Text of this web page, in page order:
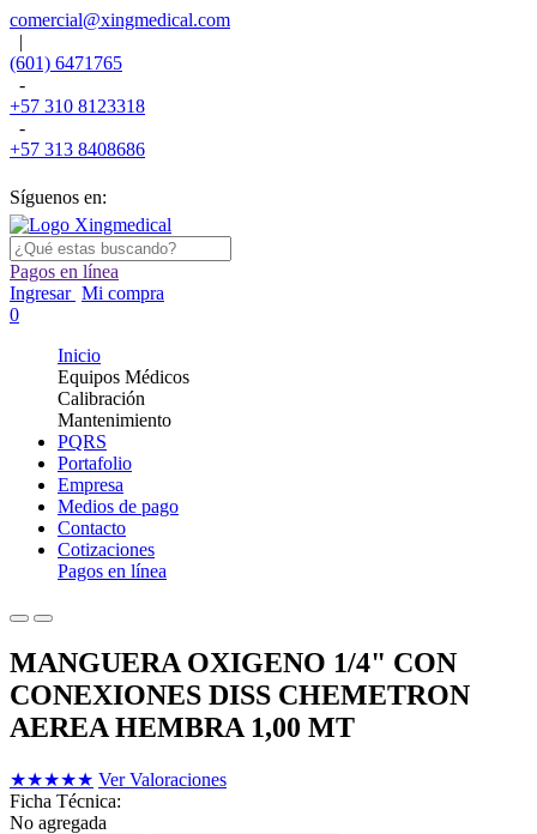
comercial@xingmedical.com
|
(601) 6471765
-
+57 310 8123318
-
+57 313 8408686
Síguenos en:
Pagos en línea
Ingresar Mi compra
0
Inicio
Equipos Médicos
Calibración
Mantenimiento
PQRS
Portafolio
Empresa
Medios de pago
Contacto
Cotizaciones
Pagos en línea
MANGUERA OXIGENO 1/4" CON
CONEXIONES DISS CHEMETRON
AEREA HEMBRA 1,00 MT
★★★★★ Ver Valoraciones
Ficha Técnica:
No agregada